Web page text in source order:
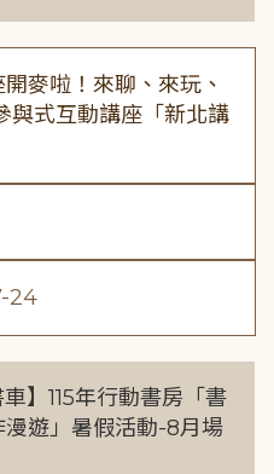
開麥啦！來聊、來玩、
與式互動講座「新北講
24
】115年行動書房「書
遊」暑假活動-8月場